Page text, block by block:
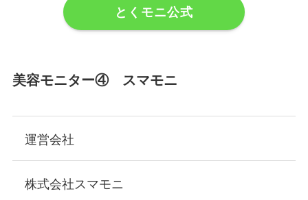
とくモニ公式
美容モニター④ スマモニ
運営会社
株式会社スマモニ